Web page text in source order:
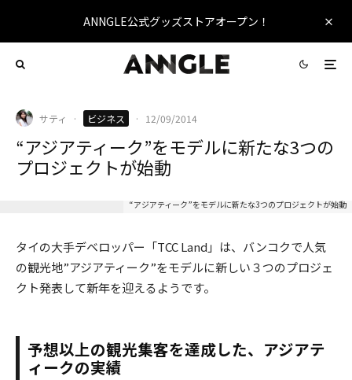
ANNGLE公式グッズストアオープン！
サティ · ビジネス · 12/09/2014
“アジアティーク”をモデルに新たな3つの
プロジェクトが始動
“アジアティーク”をモデルに新たな3つのプロジェクトが始動
タイの大手デベロッパー「TCC Land」は、バンコクで人気
の観光地”アジアティーク”をモデルに新しい３つのプロジェ
クト発表して新年を迎えるようです。
予想以上の観光集客を達成した、アジアテ
ィークの実績